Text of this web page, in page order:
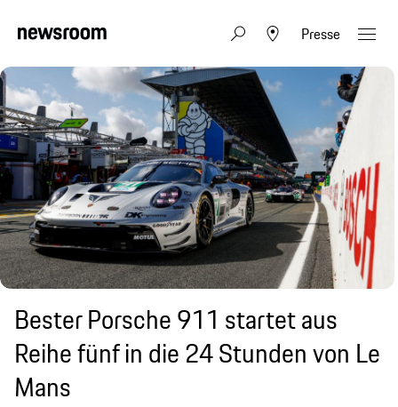
Presse
Bester Porsche 911 startet aus
Reihe fünf in die 24 Stunden von Le
Mans